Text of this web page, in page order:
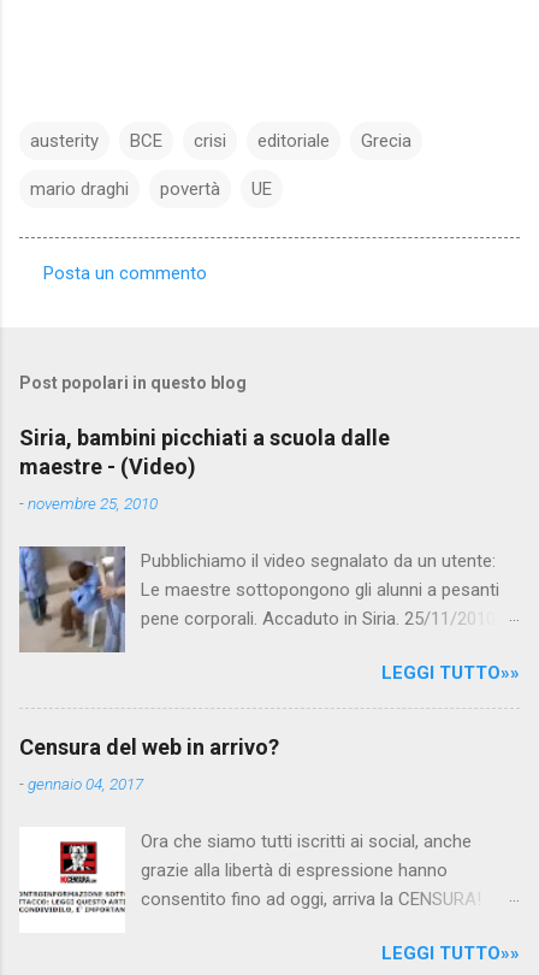
austerity BCE crisi editoriale Grecia
mario draghi povertà UE
e
n
t
Posta un commento
Post popolari in questo blog
Siria, bambini picchiati a scuola dalle
maestre - (Video)
-novembre 25, 2010
Pubblichiamo il video segnalato da un utente:
Le maestre sottopongono gli alunni a pesanti
pene corporali. Accaduto in Siria. 25/11/2010
Canale 5 "Forum" si è interessato al caso,
interpellando prontamente l'ambasciata siriana,
per fare luce sulla vicenda: è emerso che il
scuola. LEGGI IL SERVIZIO . staff
nocensura.com Condividi su Facebook
LEGGI TUTTO»»
Censura del web in arrivo?
-gennaio 04, 2017
Ora che siamo tutti iscritti ai social, anche
grazie alla libertà di espressione hanno
consentito fino ad oggi, arriva la CENSURA!
politica rispediti al mittente dai cittadini - perché
LEGGI TUTTO»»